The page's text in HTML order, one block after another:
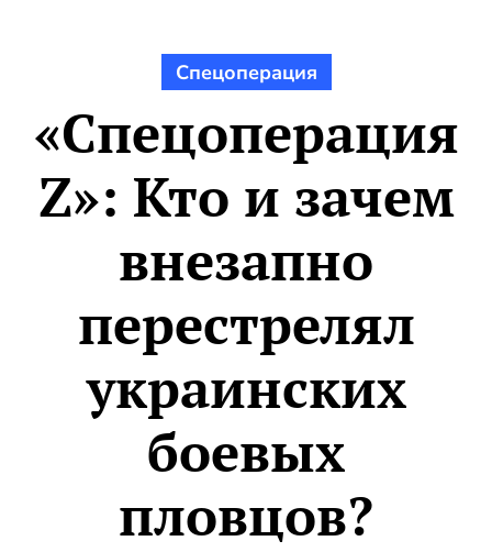
Спецоперация
«Спецоперация
Z»: Кто и зачем
внезапно
перестрелял
украинских
боевых
пловцов?